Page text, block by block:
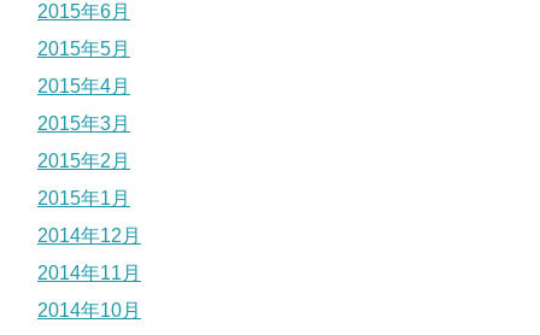
2015年6月
2015年5月
2015年4月
2015年3月
2015年2月
2015年1月
2014年12月
2014年11月
2014年10月